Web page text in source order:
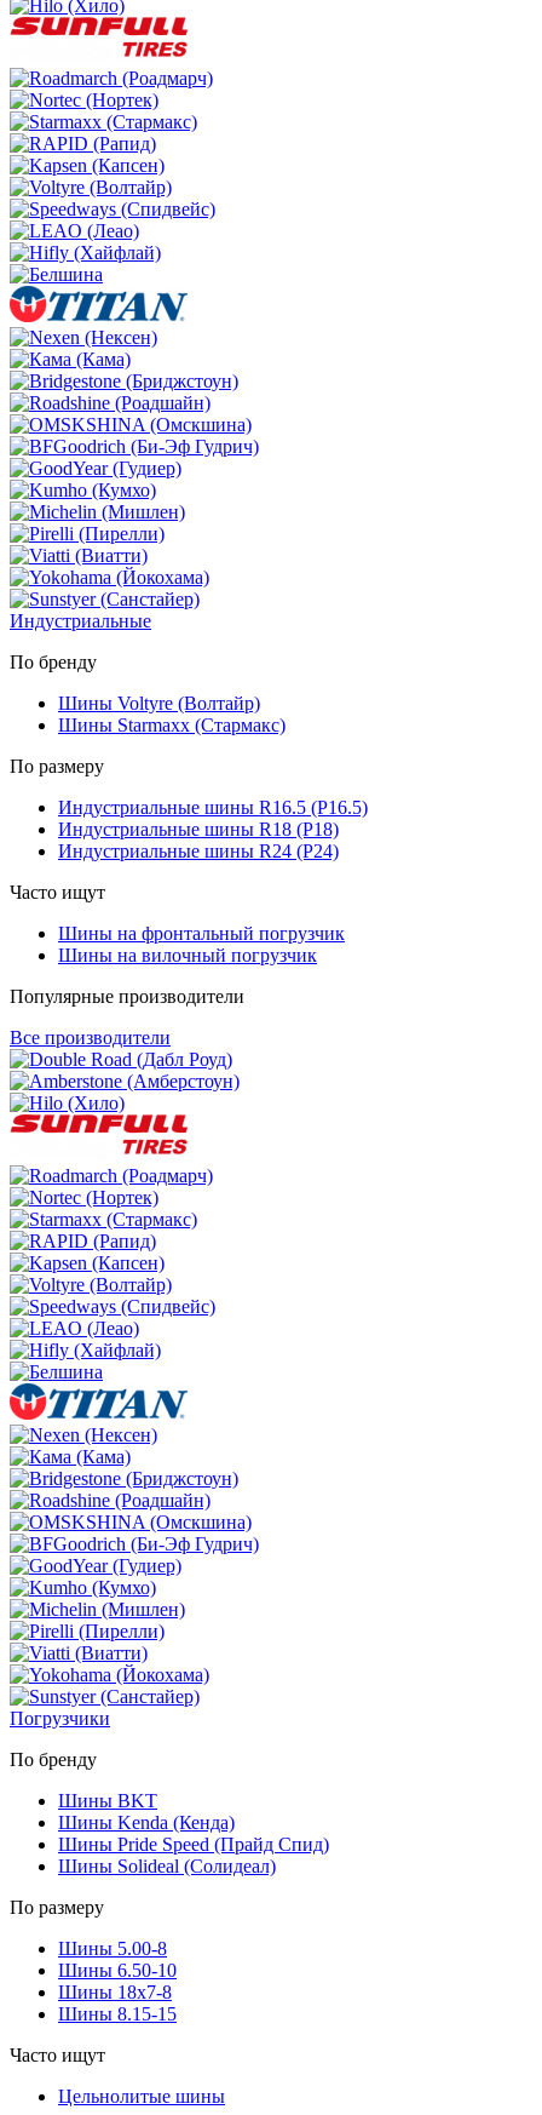
Индустриальные
По бренду
Шины Voltyre (Волтайр)
Шины Starmaxx (Стармакс)
По размеру
Индустриальные шины R16.5 (Р16.5)
Индустриальные шины R18 (Р18)
Индустриальные шины R24 (Р24)
Часто ищут
Шины на фронтальный погрузчик
Шины на вилочный погрузчик
Популярные производители
Все производители
Погрузчики
По бренду
Шины BKT
Шины Kenda (Кенда)
Шины Pride Speed (Прайд Спид)
Шины Solideal (Солидеал)
По размеру
Шины 5.00-8
Шины 6.50-10
Шины 18x7-8
Шины 8.15-15
Часто ищут
Цельнолитые шины